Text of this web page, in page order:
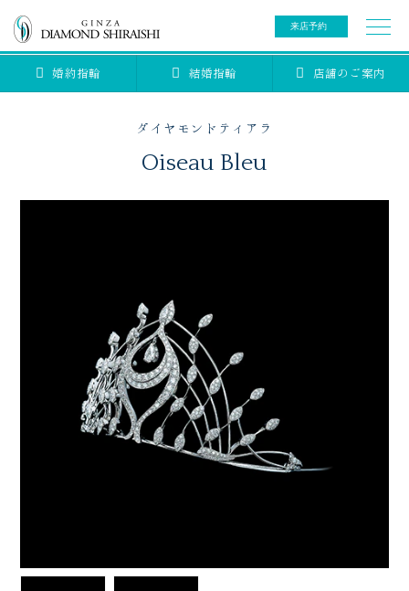
来店予約
婚約指輪 結婚指輪 店舗のご案内
0078-6000-5222
カタログ請求
セットリング
エタニティリング
ブライダルアイテム
アニバーサリージュエリー
ベビージュエリー
ラブレタージュエリー
セットリングコレクション
商品クオリティ
指輪の品質・特徴
ダイヤモンドティアラ
Oiseau Bleu